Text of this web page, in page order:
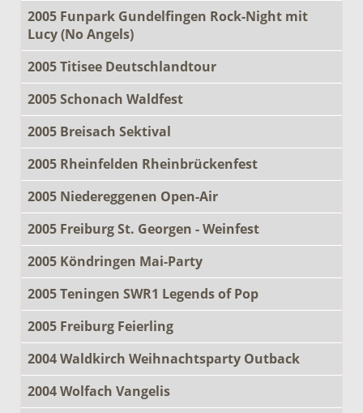
2005 Funpark Gundelfingen Rock-Night mit
Lucy (No Angels)
2005 Titisee Deutschlandtour
2005 Schonach Waldfest
2005 Breisach Sektival
2005 Rheinfelden Rheinbrückenfest
2005 Niedereggenen Open-Air
2005 Freiburg St. Georgen - Weinfest
2005 Köndringen Mai-Party
2005 Teningen SWR1 Legends of Pop
2005 Freiburg Feierling
2004 Waldkirch Weihnachtsparty Outback
2004 Wolfach Vangelis